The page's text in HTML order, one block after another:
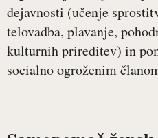
dejavnosti (učenje
telovadba, plavanje,
kulturnih prireditev) in
socialno ogroženim